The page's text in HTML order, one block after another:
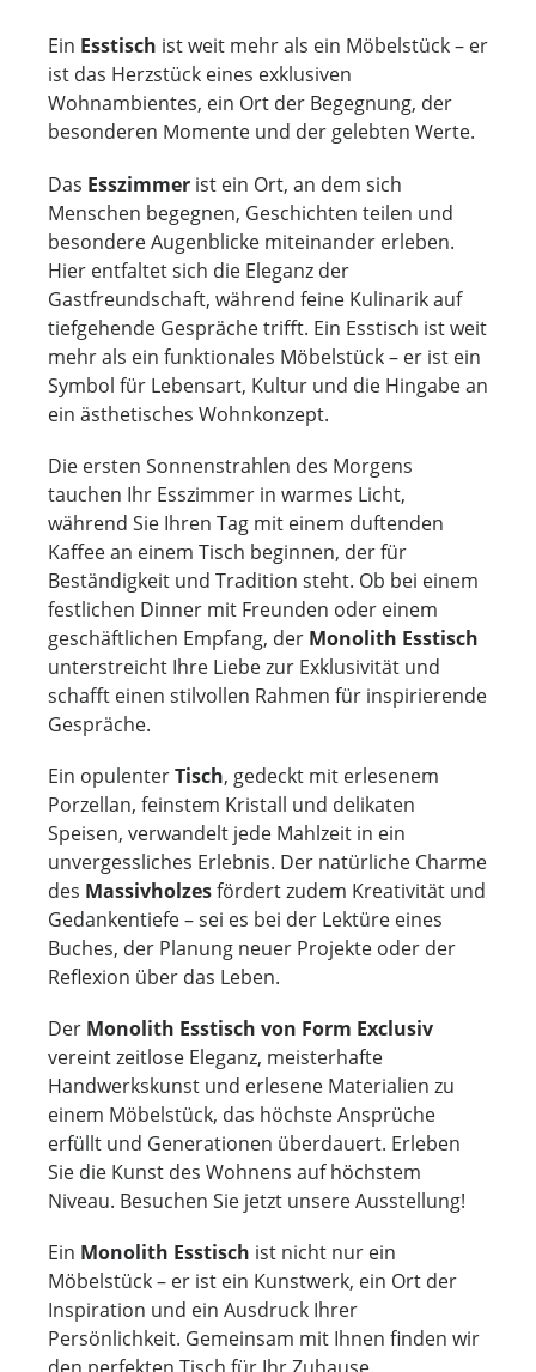
Ein Esstisch ist weit mehr als ein Möbelstück – er
ist das Herzstück eines exklusiven
Wohnambientes, ein Ort der Begegnung, der
besonderen Momente und der gelebten Werte.
Das Esszimmer ist ein Ort, an dem sich
Menschen begegnen, Geschichten teilen und
besondere Augenblicke miteinander erleben.
Hier entfaltet sich die Eleganz der
Gastfreundschaft, während feine Kulinarik auf
tiefgehende Gespräche trifft. Ein Esstisch ist weit
mehr als ein funktionales Möbelstück – er ist ein
Symbol für Lebensart, Kultur und die Hingabe an
ein ästhetisches Wohnkonzept.
Die ersten Sonnenstrahlen des Morgens
tauchen Ihr Esszimmer in warmes Licht,
während Sie Ihren Tag mit einem duftenden
Kaffee an einem Tisch beginnen, der für
Beständigkeit und Tradition steht. Ob bei einem
festlichen Dinner mit Freunden oder einem
geschäftlichen Empfang, der Monolith Esstisch
unterstreicht Ihre Liebe zur Exklusivität und
schafft einen stilvollen Rahmen für inspirierende
Gespräche.
Ein opulenterTisch, gedeckt mit erlesenem
Porzellan, feinstem Kristall und delikaten
Speisen, verwandelt jede Mahlzeit in ein
unvergessliches Erlebnis. Der natürliche Charme
des Massivholzesfördert zudem Kreativität und
Gedankentiefe – sei es bei der Lektüre eines
Buches, der Planung neuer Projekte oder der
Reflexion über das Leben.
Der Monolith Esstisch von Form Exclusiv
vereint zeitlose Eleganz, meisterhafte
Handwerkskunst und erlesene Materialien zu
einem Möbelstück, das höchste Ansprüche
erfüllt und Generationen überdauert. Erleben
Sie die Kunst des Wohnens auf höchstem
Niveau. Besuchen Sie jetzt unsere Ausstellung!
Ein Monolith Esstisch ist nicht nur ein
Möbelstück – er ist ein Kunstwerk, ein Ort der
Inspiration und ein Ausdruck Ihrer
Persönlichkeit. Gemeinsam mit Ihnen finden wir